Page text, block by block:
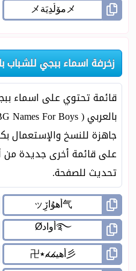
زخرفة اسماء ببجي للشباب
قائمة تحتوي على اسماء
جاهزة للنسخ والإستعمال
على قائمة أخرى جديدة
تحديث للصفحة.